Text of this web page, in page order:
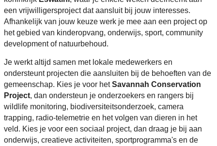
een vrijwilligersproject dat aansluit bij jouw interesses.
Afhankelijk van jouw keuze werk je mee aan een project op
het gebied van kinderopvang, onderwijs, sport, community
development of natuurbehoud.
Je werkt altijd samen met lokale medewerkers en
ondersteunt projecten die aansluiten bij de behoeften van de
gemeenschap. Kies je voor hetSavannah Conservation
Project, dan ondersteun je onderzoekers en rangers bij
wildlife monitoring, biodiversiteitsonderzoek, camera
trapping, radio-telemetrie en het volgen van dieren in het
veld. Kies je voor een sociaal project, dan draag je bij aan
onderwijs, creatieve activiteiten, sportprogramma's en de